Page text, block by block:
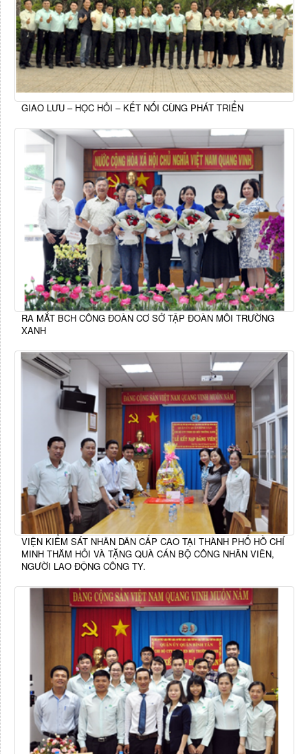
GIAO LƯU – HỌC HỎI – KẾT NỐI CÙNG PHÁT TRIỂN
RA MẮT BCH CÔNG ĐOÀN CƠ SỞ TẬP ĐOÀN MÔI TRƯỜNG
XANH
VIỆN KIỂM SÁT NHÂN DÂN CẤP CAO TẠI THÀNH PHỐ HỒ CHÍ
MINH THĂM HỎI VÀ TẶNG QUÀ CÁN BỘ CÔNG NHÂN VIÊN,
NGƯỜI LAO ĐỘNG CÔNG TY.